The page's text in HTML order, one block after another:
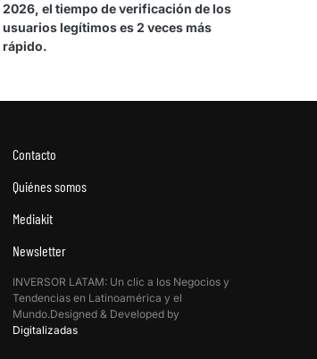
2026, el tiempo de verificación de los
usuarios legítimos es 2 veces más
rápido.
Contacto
Quiénes somos
Mediakit
Newsletter
INVERSOR LATAM: Un clic a los Negocios y
Tendencias en Latinoamérica y el
Mundo.Designed & Developed by
Digitalizadas